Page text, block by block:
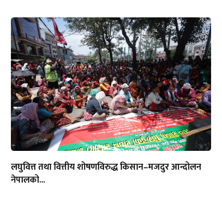
लघुवित्त तथा वित्तीय शोषणविरुद्ध किसान–मजदुर आन्दोलन
नेपालको...